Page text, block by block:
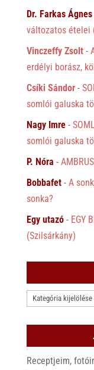
Dr. Farkas Ágnes
változatos ételei
Vinczeffy Zsolt-
erdélyi borász,
Csíki Sándor-
somlói galuska
Nagy Imre-
somlói galuska
P. Nóra -
Bobbafet- A
sonka?
Egy utazó- EGY
(Szilsárkány)
KATEGÓRIÁK
Receptjeim,